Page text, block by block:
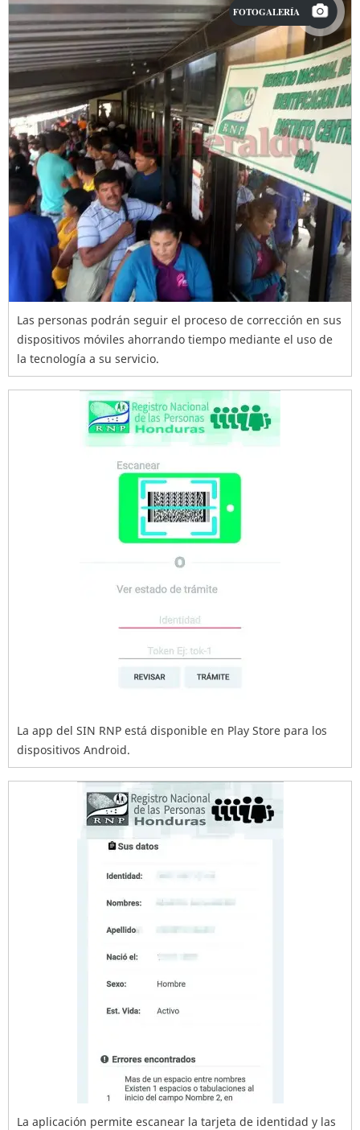
FOTOGALERÍA
Las personas podrán seguir el proceso de corrección en sus
dispositivos móviles ahorrando tiempo mediante el uso de
la tecnología a su servicio.
La app del SIN RNP está disponible en Play Store para los
dispositivos Android.
La aplicación permite escanear la tarjeta de identidad y las